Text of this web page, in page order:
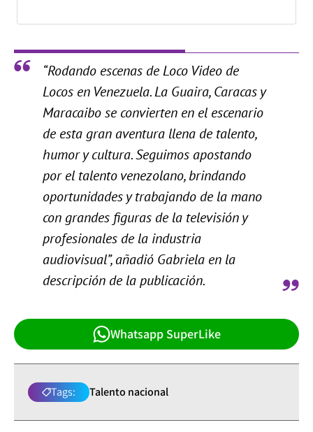
“Rodando escenas de Loco Video de
Locos en Venezuela. La Guaira, Caracas y
Maracaibo se convierten en el escenario
de esta gran aventura llena de talento,
humor y cultura. Seguimos apostando
por el talento venezolano, brindando
oportunidades y trabajando de la mano
con grandes figuras de la televisión y
profesionales de la industria
audiovisual”, añadió Gabriela en la
descripción de la publicación.
Whatsapp SuperLike
Tags: Talento nacional